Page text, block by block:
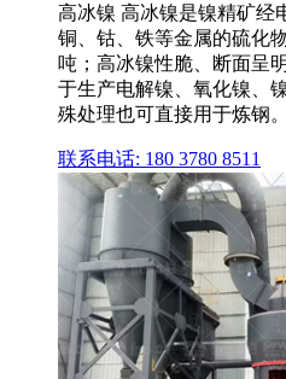
高冰镍 高冰镍是镍精矿经
铜、钴、铁等金属的硫化
吨；高冰镍性脆、断面呈
于生产电解镍、氧化镍、
殊处理也可直接用于炼钢
联系电话: 180 3780 8511